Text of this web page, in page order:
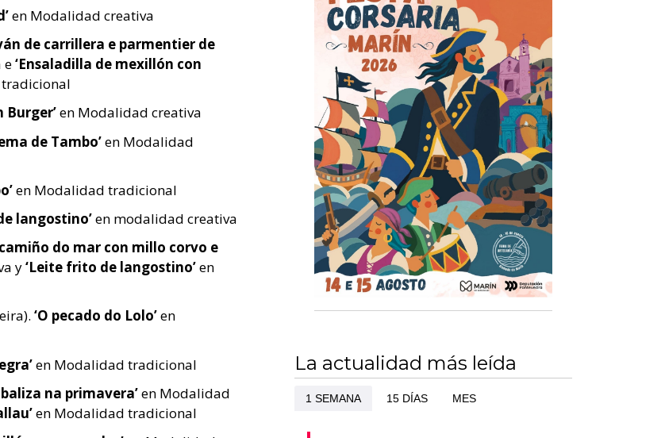
en Modalidad creativa
de carrillera e parmentier de
e‘Ensaladilla de mexillón con
Burger’en Modalidad creativa
de Tambo’en Modalidad
en Modalidad tradicional
langostino’en modalidad creativa
do mar con millo corvo e
y‘Leite frito de langostino’en
‘O pecado do Lolo’en
en Modalidad tradicional
na primavera’en Modalidad
en Modalidad tradicional
La actualidad más leída
1 SEMANA 15 DÍAS MES